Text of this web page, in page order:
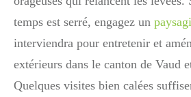
temps est serré, engagez un
interviendra pour entretenir et
extérieurs dans le canton de Vaud
Quelques visites bien calées